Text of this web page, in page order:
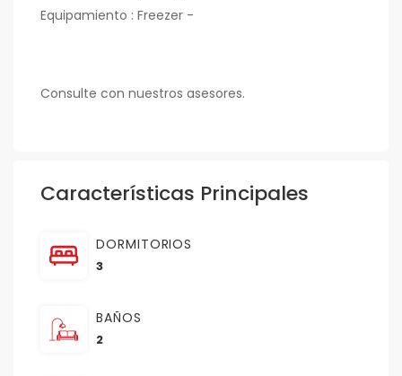
Equipamiento : Freezer -
Consulte con nuestros asesores.
Características Principales
DORMITORIOS
3
BAÑOS
2